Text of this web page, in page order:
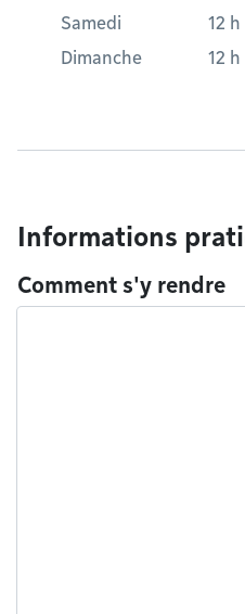
Samedi
12
Dimanche
12
Informations
Comment s'y rendre